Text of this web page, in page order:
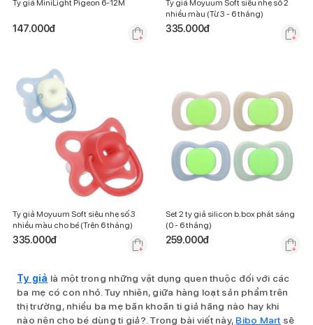
Ty giả MiniLight Pigeon 6-12M
147.000đ
Ty giả Moyuum Soft siêu nhẹ số 2
nhiều màu (Từ 3 - 6 tháng)
335.000đ
Ty giả Moyuum Soft siêu nhẹ số 3
nhiều màu cho bé (Trên 6 tháng)
335.000đ
Set 2 ty giả silicon b.box phát sáng
(0 - 6 tháng)
259.000đ
Ty giả là một trong những vật dụng quen thuộc đối với các
ba mẹ có con nhỏ. Tuy nhiên, giữa hàng loạt sản phẩm trên
thị trường, nhiều ba mẹ băn khoăn ti giả hãng nào hay khi
nào nên cho bé dùng ti giả?. Trong bài viết này, Bibo Mart sẽ